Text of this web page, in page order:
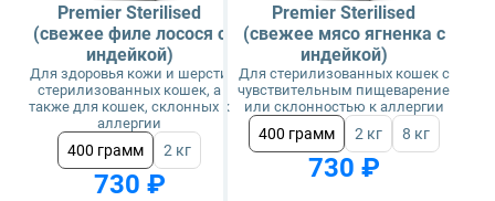
Premier Sterilised
(свежее филе лосося с
индейкой)
Для здоровья кожи и шерсти
стерилизованных кошек, а
также для кошек, склонных к
аллергии
400 грамм 2 кг
730 ₽
Premier Sterilised
(свежее мясо ягненка с
индейкой)
Для стерилизованных кошек с
чувствительным пищеварение
или склонностью к аллергии
400 грамм 2 кг 8 кг
730 ₽